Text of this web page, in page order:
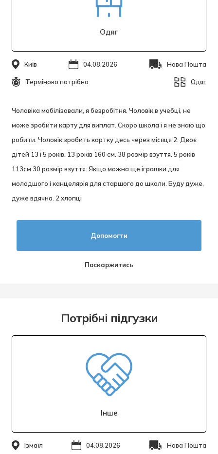
Одяг
Чоловіка мобілізовали, я безробітня. Чоловік в учебці, не
може зробити карту для виплат. Скоро школа і я не знаю що
робити. Чоловік зробить картку десь через місяця 2. Двоє
дітей 13 і 5 років. 13 років 160 см. 38 розмір взуття. 5 років
113см 30 розмір взуття. Якщо можна ще іграшки для
молодшого і канцелярія для старшого до школи. Буду дуже,
дуже вдячна. 2 хлопці
Київ 04.08.2026 Нова Пошта
Терміново потрібно Одяг
Поскаржитись
Допомогти
Потрібні підгузки
Інше
Ізмаїл 04.08.2026 Нова Пошта